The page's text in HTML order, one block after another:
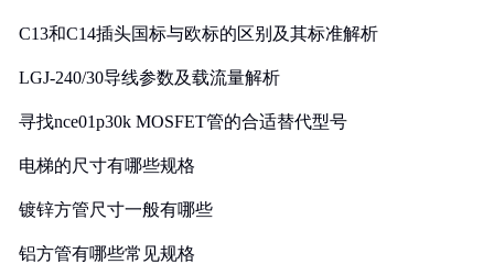
C13和C14插头国标与欧标的区别及其标准解析
LGJ-240/30导线参数及载流量解析
寻找nce01p30k MOSFET管的合适替代型号
电梯的尺寸有哪些规格
镀锌方管尺寸一般有哪些
铝方管有哪些常见规格